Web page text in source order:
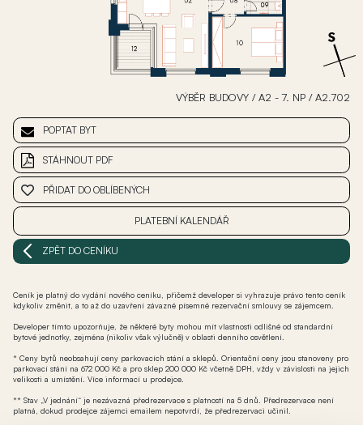
VÝBĚR BUDOVY / A2 - 7. NP / A2.702
POPTAT BYT
STÁHNOUT PDF
PŘIDAT DO OBLÍBENÝCH
PLATEBNÍ KALENDÁŘ
ZPĚT DO CENÍKU
Ceník je platný do vydání nového ceníku, přičemž developer si vyhrazuje právo tento ceník
kdykoliv změnit, a to až do uzavření závazné písemné rezervační smlouvy se zájemcem.
Developer tímto upozorňuje, že některé byty mohou mít vlastnosti odlišné od standardní
bytové jednotky, zejména (nikoliv však výlučně) v oblasti denního osvětlení.
* Ceny bytů neobsahují ceny parkovacích stání a sklepů. Orientační ceny jsou stanoveny pro
parkovací stání na 672 000 Kč a pro sklep 200 000 Kč včetně DPH, vždy v závislosti na jejich
velikosti a umístění. Více informací u prodejce.
** Stav „V jednání“ je nezávazná předrezervace s platností na 5 dnů. Předrezervace není
platná, dokud prodejce zájemci emailem nepotvrdí, že předrezervaci učinil.